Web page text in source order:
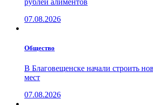
рублей алиментов
07.08.2026
Общество
В Благовещенске начали строить
мест
07.08.2026